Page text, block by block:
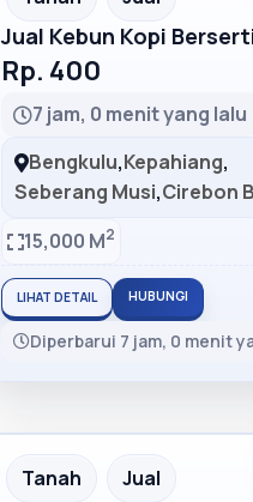
Jual Kebun Kopi
Rp. 400
7 jam, 0 menit yang lalu
Bengkulu,Kepahiang,
Seberang Musi,Cirebon
15,000 M2
LIHAT DETAIL HUBUNGI
Diperbarui 7 jam, 0 menit
Recommended
Tanah Jual